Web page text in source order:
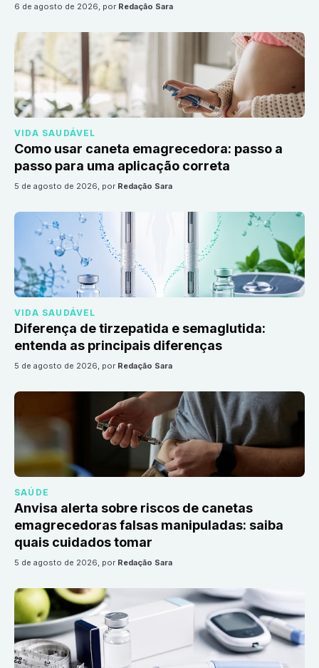
6 de agosto de 2026, por Redação Sara
VIDA SAUDÁVEL
Como usar caneta emagrecedora: passo a
passo para uma aplicação correta
5 de agosto de 2026, por Redação Sara
VIDA SAUDÁVEL
Diferença de tirzepatida e semaglutida:
entenda as principais diferenças
5 de agosto de 2026, por Redação Sara
SAÚDE
Anvisa alerta sobre riscos de canetas
emagrecedoras falsas manipuladas: saiba
quais cuidados tomar
5 de agosto de 2026, por Redação Sara